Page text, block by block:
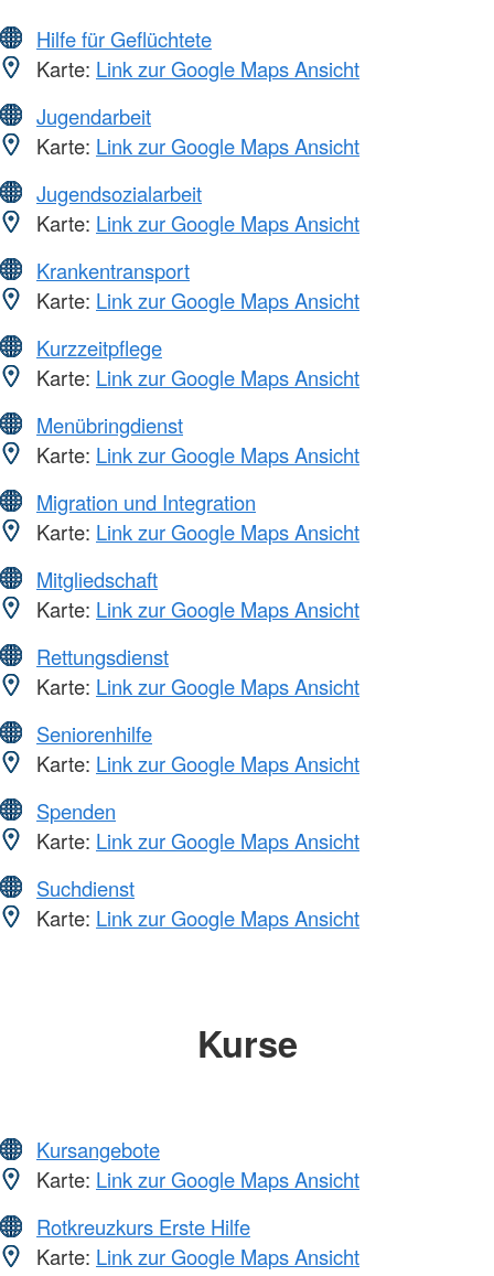
Hilfe für Geflüchtete
Karte: Link zur Google Maps Ansicht
Jugendarbeit
Karte: Link zur Google Maps Ansicht
Jugendsozialarbeit
Karte: Link zur Google Maps Ansicht
Krankentransport
Karte: Link zur Google Maps Ansicht
Kurzzeitpflege
Karte: Link zur Google Maps Ansicht
Menübringdienst
Karte: Link zur Google Maps Ansicht
Migration und Integration
Karte: Link zur Google Maps Ansicht
Mitgliedschaft
Karte: Link zur Google Maps Ansicht
Rettungsdienst
Karte: Link zur Google Maps Ansicht
Seniorenhilfe
Karte: Link zur Google Maps Ansicht
Spenden
Karte: Link zur Google Maps Ansicht
Suchdienst
Karte: Link zur Google Maps Ansicht
Kurse
Kursangebote
Karte: Link zur Google Maps Ansicht
Rotkreuzkurs Erste Hilfe
Karte: Link zur Google Maps Ansicht